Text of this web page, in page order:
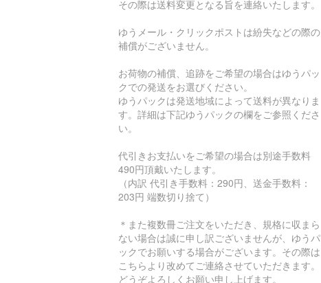
その際は送料変更となる旨を連絡いたします。
ゆうメール・クリックポストは紛失などの際の
補償がございません。
お荷物の補償、追跡をご希望の場合はゆうパッ
クでの発送をお選びください。
ゆうパックは発送地域によって送料が異なりま
す。詳細は下記ゆうパックの欄をご参照くださ
い。
代引きお支払いをご希望の場合は別途手数料
490円頂戴いたします。
（内訳 代引き手数料：290円、送金手数料：
203円 端数切り捨て）
＊また複数冊ご注文をいただき、規格に収まら
ない場合は誠に申し訳ございませんが、ゆうパ
ックでお願いする場合がございます。その際は
こちらより改めてご連絡させていただきます。
どうぞよろしくお願い申し上げます。